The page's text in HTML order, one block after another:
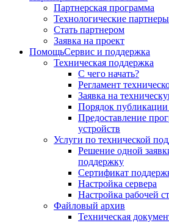
Партнерская программа
Технологические партнеры
Стать партнером
Заявка на проект
ПомощьСервис и поддержка
Техническая поддержка
С чего начать?
Регламент
Заявка на
Порядок
Предоставление
устройств
Услуги по технической
Решение одной
поддержку
Сертификат
Настройка сервера
Настройка рабочей
Файловый архив
Техническая